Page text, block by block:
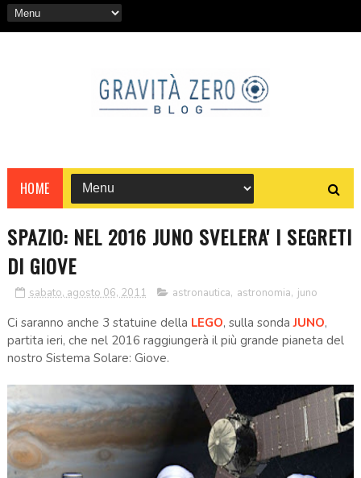
HOME
SPAZIO: NEL 2016 JUNO SVELERA' I SEGRETI
DI GIOVE
sabato, agosto 06, 2011 astronautica, astronomia, juno
Ci saranno anche 3 statuine della LEGO, sulla sondaJUNO,
partita ieri, che nel 2016 raggiungerà il più grande pianeta del
nostro Sistema Solare: Giove.